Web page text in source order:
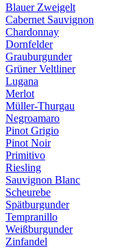
Blauer Zweigelt
Cabernet Sauvignon
Chardonnay
Dornfelder
Grauburgunder
Grüner Veltliner
Lugana
Merlot
Müller-Thurgau
Negroamaro
Pinot Grigio
Pinot Noir
Primitivo
Riesling
Sauvignon Blanc
Scheurebe
Spätburgunder
Tempranillo
Weißburgunder
Zinfandel